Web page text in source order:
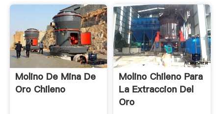
Molino De Mina De
Oro Chileno
Molino Chileno Para
La Extraccion Del
Oro